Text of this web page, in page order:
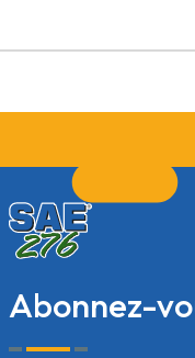
Abonnez-